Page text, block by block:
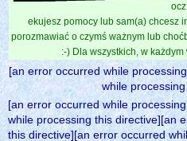
ocz
ekujesz pomocy lub sam(a) chcesz
porozmawiać o czymś ważnym lub
:-) Dla wszystkich, w
[an error occurred while
while
[an error occurred while
while processing this directive][an
this directive][an error occurred